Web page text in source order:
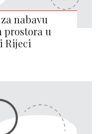
nabavu
prostora u
Rijeci